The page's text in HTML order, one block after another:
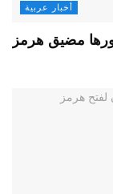
أخبار عربية
مضيق هرمز